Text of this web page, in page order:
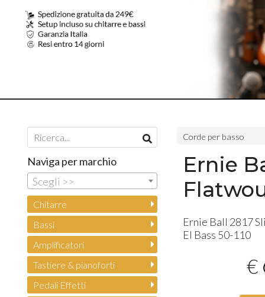
Corde per basso
Ernie
Ernie Ball 2817
El Bass 50-110
€
Naviga per marchio
Scegli >>
Chitarre
Bassi
Amplificatori
Tastiere & pianoforti
Pedali Effetti